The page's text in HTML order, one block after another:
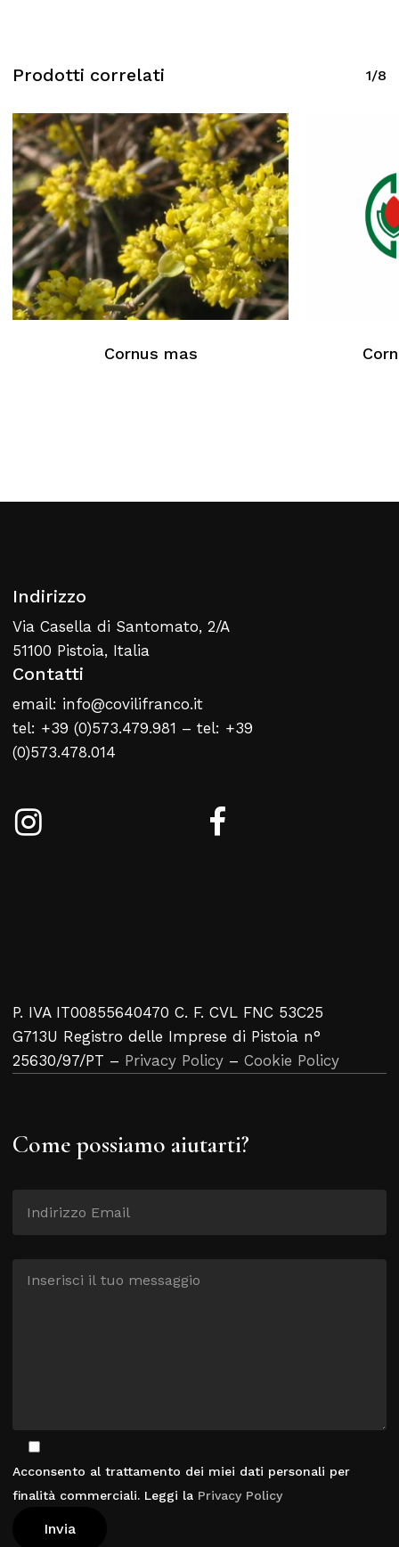
Nessun prodotto nel carrello
Prodotti correlati 1/8
Cornus mas
Indirizzo
Via Casella di Santomato, 2/A
51100 Pistoia, Italia
Contatti
email: info@covilifranco.it
tel: +39 (0)573.479.981 – tel: +39
(0)573.478.014
P. IVA IT00855640470 C. F. CVL FNC 53C25
G713U Registro delle Imprese di Pistoia n°
25630/97/PT – Privacy Policy – Cookie Policy
Come possiamo aiutarti?
Acconsento al trattamento dei miei dati personali per
finalità commerciali. Leggi la Privacy Policy